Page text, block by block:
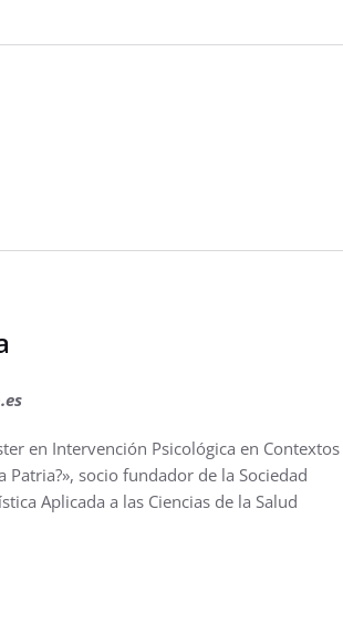
en Intervención Psicológica en Contextos
Patria?», socio fundador de la Sociedad
Aplicada a las Ciencias de la Salud